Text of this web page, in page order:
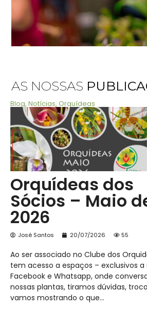
AS NOSSAS
Blog, Notícias, Orquídeas
Orquídeas dos
Sócios – Maio
2026
José Santos 20/07/2026 55
Ao ser associado no Clube dos
tem acesso a espaços – exclusivos a
Facebook e Whatsapp, onde
nossas plantas, tiramos dúvidas,
vamos mostrando o que…